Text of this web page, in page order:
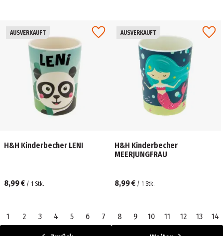
AUSVERKAUFT
H&H Kinderbecher LENI
8,99 € / 1 Stk.
AUSVERKAUFT
H&H Kinderbecher
MEERJUNGFRAU
8,99 € / 1 Stk.
1 2 3 4 5 6 7 8 9 10 11 12 13 14